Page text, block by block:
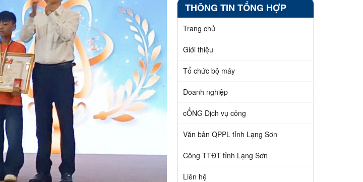
THÔNG TIN TỔNG HỢP
Trang chủ
Giới thiệu
Tổ chức bộ máy
Doanh nghiệp
cỔNG Dịch vụ công
Văn bản QPPL tỉnh Lạng Sơn
Công TTĐT tỉnh Lạng Sơn
Liên hệ